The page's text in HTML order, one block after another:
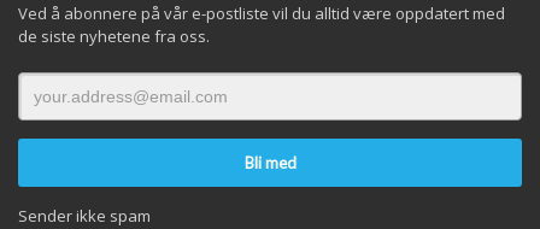
Ved å abonnere på vår e-postliste vil du alltid være oppdatert med
de siste nyhetene fra oss.
Sender ikke spam